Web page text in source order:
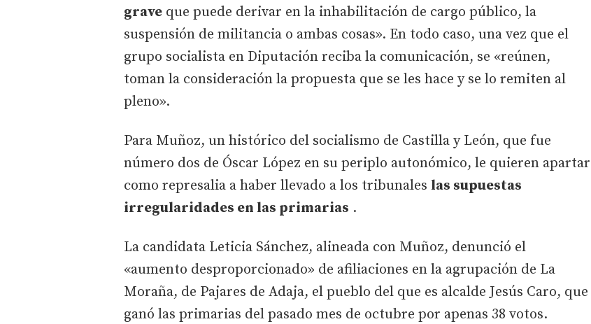
grave que puede derivar en la inhabilitación de cargo público, la
suspensión de militancia o ambas cosas». En todo caso, una vez que el
grupo socialista en Diputación reciba la comunicación, se «reúnen,
toman la consideración la propuesta que se les hace y se lo remiten al
pleno».
Para Muñoz, un histórico del socialismo de Castilla y León, que fue
número dos de Óscar López en su periplo autonómico, le quieren apartar
como represalia a haber llevado a los tribunales las supuestas
irregularidades en las primarias .
La candidata Leticia Sánchez, alineada con Muñoz, denunció el
«aumento desproporcionado» de afiliaciones en la agrupación de La
Moraña, de Pajares de Adaja, el pueblo del que es alcalde Jesús Caro, que
ganó las primarias del pasado mes de octubre por apenas 38 votos.